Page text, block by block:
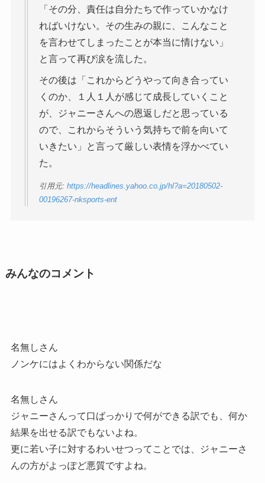
「その分、責任は自分たちで作っていかなけ
ればいけない。その生みの親に、こんなこと
を言わせてしまったことが本当に情けない」
と言って再び涙を流した。
その後は「これからどうやって向き合ってい
くのか、１人１人が感じて成長していくこと
が、ジャニーさんへの恩返しだと思っている
ので、これからそういう気持ちで前を向いて
いきたい」と言って厳しい表情を浮かべてい
た。
引用元: https://headlines.yahoo.co.jp/hl?a=20180502-
00196267-nksports-ent
みんなのコメント
名無しさん
ノンケにはよくわからない関係だな
名無しさん
ジャニーさんって口ばっかりで何ができる訳でも、何か
結果を出せる訳でもないよね。
更に若い子に対するわいせつってことでは、ジャニーさ
んの方がよっぽど悪質ですよね。